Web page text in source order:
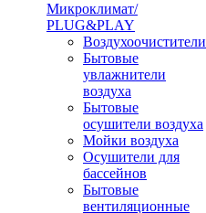
Микроклимат/
PLUG&PLAY
Воздухоочистители
Бытовые
увлажнители
воздуха
Бытовые
осушители воздуха
Мойки воздуха
Осушители для
бассейнов
Бытовые
вентиляционные